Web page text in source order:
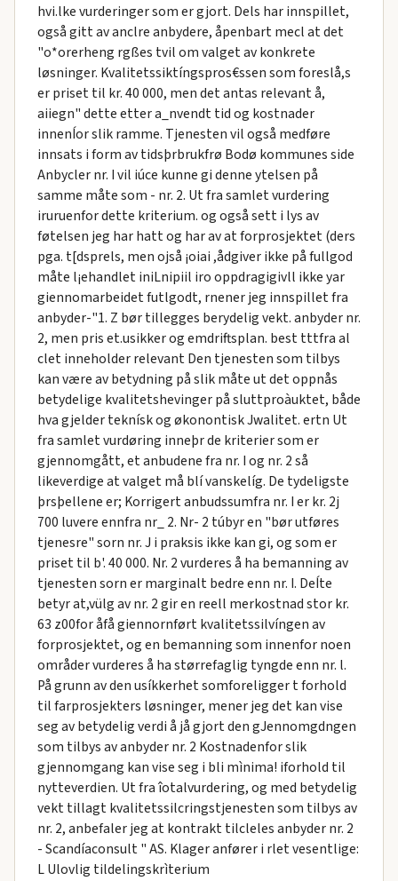
hvi.lke vurderinger som er gjort. Dels har innspillet,
også gitt av anclre anbydere, åpenbart mecl at det
"o*orerheng rgßes tvil om valget av konkrete
løsninger. Kvalitetssiktíngspros€ssen som foreslå,s
er priset til kr. 40 000, men det antas relevant å,
aiiegn" dette etter a_nvendt tid og kostnader
innenÍor slik ramme. Tjenesten vil også medføre
innsats i form av tidsþrbrukfrø Bodø kommunes side
Anbycler nr. I vil iúce kunne gi denne ytelsen på
samme måte som - nr. 2. Ut fra samlet vurdering
iruruenfor dette kriterium. og også sett i lys av
føtelsen jeg har hatt og har av at forprosjektet (ders
pga. t[dsprels, men ojså ¡oiai ,ådgiver ikke på fullgod
måte l¡ehandlet iniLnipiil iro oppdragigivll ikke yar
giennomarbeidet futlgodt, rnener jeg innspillet fra
anbyder-"1. Z bør tillegges berydelig vekt. anbyder nr.
2, men pris et.usikker og emdriftsplan. best tttfra al
clet inneholder relevant Den tjenesten som tilbys
kan være av betydning på slik måte ut det oppnås
betydelige kvalitetshevinger på sluttproàuktet, både
hva gjelder teknísk og økonontisk Jwalitet. ertn Ut
fra samlet vurdøring inneþr de kriterier som er
gjennomgått, et anbudene fra nr. I og nr. 2 så
likeverdige at valget må blí vanskelíg. De tydeligste
þrsþellene er; Korrigert anbudssumfra nr. I er kr. 2j
700 luvere ennfra nr_ 2. Nr- 2 túbyr en "bør utføres
tjenesre" sorn nr. J i praksis ikke kan gi, og som er
priset til b'. 40 000. Nr. 2 vurderes å ha bemanning av
tjenesten sorn er marginalt bedre enn nr. I. DeÍte
betyr at,vülg av nr. 2 gir en reell merkostnad stor kr.
63 z00for åfå giennornført kvalitetssilvíngen av
forprosjektet, og en bemanning som innenfor noen
områder vurderes å ha størrefaglig tyngde enn nr. l.
På grunn av den usíkkerhet somforeligger t forhold
til farprosjekters løsninger, mener jeg det kan vise
seg av betydelig verdi å jå gjort den gJennomgdngen
som tilbys av anbyder nr. 2 Kostnadenfor slik
gjennomgang kan vise seg i bli mìnima! iforhold til
nytteverdien. Ut fra îotalvurdering, og med betydelig
vekt tillagt kvalitetssilcringstjenesten som tilbys av
nr. 2, anbefaler jeg at kontrakt tilcleles anbyder nr. 2
- Scandíaconsult " AS. Klager anfører i rlet vesentlige:
L Ulovlig tildelingskrìterium